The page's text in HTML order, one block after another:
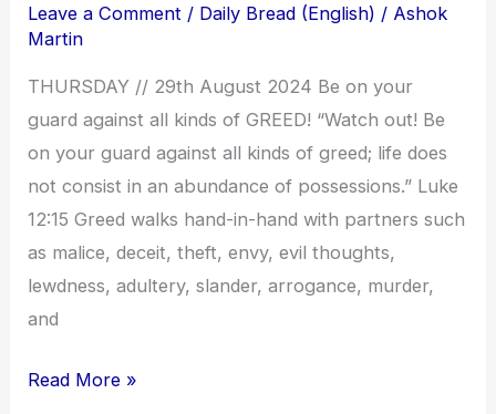
Leave a Comment / Daily Bread (English) / Ashok
Martin
THURSDAY // 29th August 2024 Be on your
guard against all kinds of GREED! “Watch out! Be
on your guard against all kinds of greed; life does
not consist in an abundance of possessions.” Luke
12:15 Greed walks hand-in-hand with partners such
as malice, deceit, theft, envy, evil thoughts,
lewdness, adultery, slander, arrogance, murder,
and
guard
against
all
kinds
of
GREED!
Read More »